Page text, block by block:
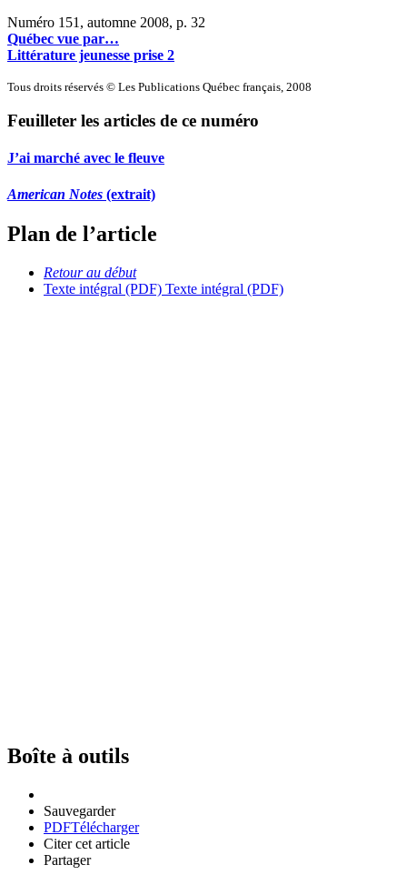
Numéro 151, automne 2008, p. 32
Québec vue par…
Littérature jeunesse prise 2
Tous droits réservés © Les Publications Québec français, 2008
Feuilleter les articles de ce numéro
J’ai marché avec le fleuve
American Notes (extrait)
Plan de l’article
Retour au début
Texte intégral (PDF) Texte intégral (PDF)
Boîte à outils
Sauvegarder
PDFTélécharger
Citer cet article
Partager